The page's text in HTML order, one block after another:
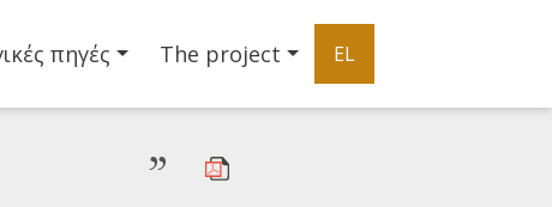
πηγές The project EL
”